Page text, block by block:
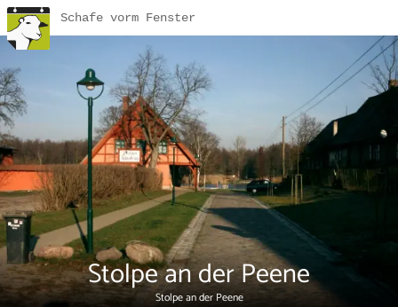
Schafe vorm Fenster
Stolpe an der Peene
Stolpe an der Peene